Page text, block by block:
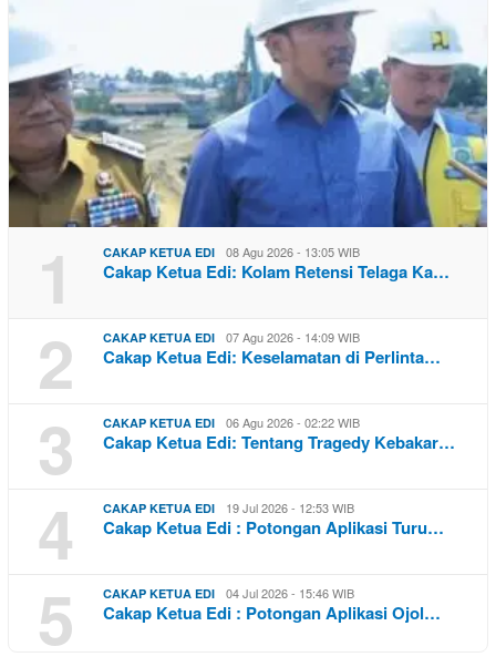
1 CAKAP KETUA EDI 08 Agu 2026 - 13:05 WIB
Cakap Ketua Edi: Kolam Retensi Telaga Ka…
2 CAKAP KETUA EDI 07 Agu 2026 - 14:09 WIB
Cakap Ketua Edi: Keselamatan di Perlinta…
3 CAKAP KETUA EDI 06 Agu 2026 - 02:22 WIB
Cakap Ketua Edi: Tentang Tragedy Kebakar…
4 CAKAP KETUA EDI 19 Jul 2026 - 12:53 WIB
Cakap Ketua Edi : Potongan Aplikasi Turu…
5 CAKAP KETUA EDI 04 Jul 2026 - 15:46 WIB
Cakap Ketua Edi : Potongan Aplikasi Ojol…